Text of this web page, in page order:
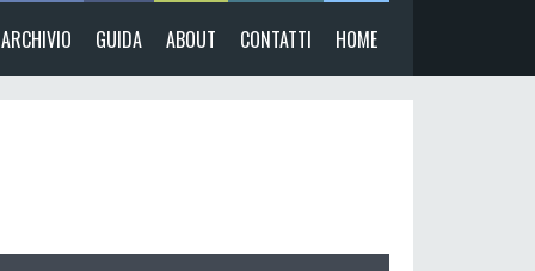
ARCHIVIO GUIDA ABOUT CONTATTI HOME